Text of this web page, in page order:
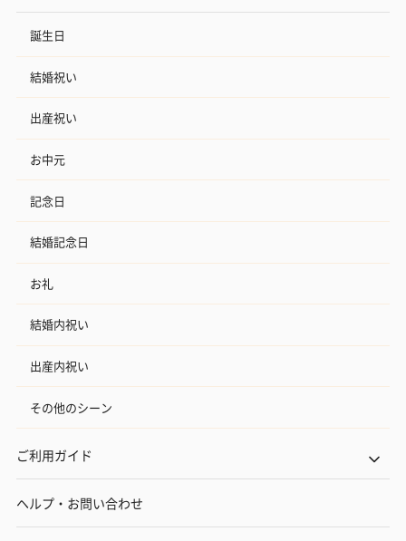
誕生日
結婚祝い
出産祝い
お中元
記念日
結婚記念日
お礼
結婚内祝い
出産内祝い
その他のシーン
ご利用ガイド
ヘルプ・お問い合わせ